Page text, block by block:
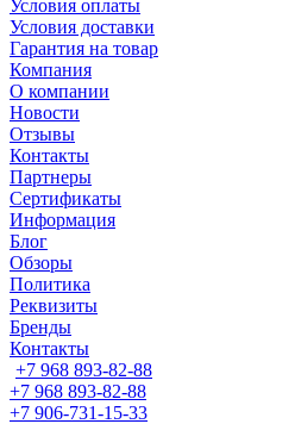
Условия оплаты
Условия доставки
Гарантия на товар
Компания
О компании
Новости
Отзывы
Контакты
Партнеры
Сертификаты
Информация
Блог
Обзоры
Политика
Реквизиты
Бренды
Контакты
+7 968 893-82-88
+7 968 893-82-88
+7 906-731-15-33